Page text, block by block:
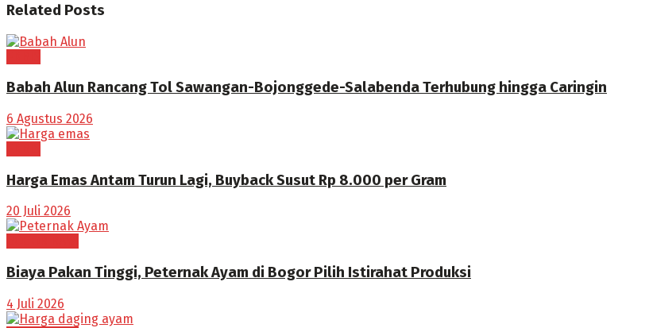
Related Posts
Babah Alun Rancang Tol Sawangan-Bojonggede-Salabenda Terhubung hingga Caringin
6 Agustus 2026
Harga Emas Antam Turun Lagi, Buyback Susut Rp 8.000 per Gram
20 Juli 2026
Biaya Pakan Tinggi, Peternak Ayam di Bogor Pilih Istirahat Produksi
4 Juli 2026